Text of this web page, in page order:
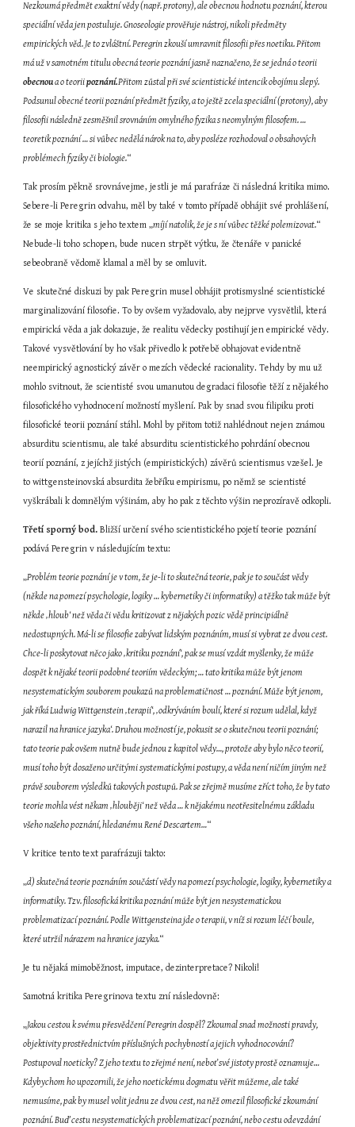
Nezkoumá předmět exaktní vědy (např. protony), ale obecnou hodnotu poznání, kterou
speciální věda jen postuluje. Gnoseologie prověřuje nástroj, nikoli předměty
empirických věd. Je to zvláštní. Peregrin zkouší umravnit filosofii přes noetiku. Přitom
obecnou a o teorii poznání.Přitom zůstal při své scientistické intencik obojímu slepý.
Podsunul obecné teorii poznání předmět fyziky, a to ještě zcela speciální (protony), aby
filosofii následně zesměšnil srovnáním omylného fyzika s neomylným filosofem. …
teoretik poznání … si vůbec nedělá nárok na to, aby posléze rozhodoval o obsahových
problémech fyziky či biologie.“
Tak prosím pěkně srovnávejme, jestli je má parafráze či následná kritika mimo.
Sebere-li Peregrin odvahu, měl by také v tomto případě obhájit své prohlášení,
že se moje kritika s jeho textem „míjí natolik, že je s ní vůbec těžké polemizovat.“
Nebude-li toho schopen, bude nucen strpět výtku, že čtenáře v panické
sebeobraně vědomě klamal a měl by se omluvit.
Ve skutečné diskuzi by pak Peregrin musel obhájit protismyslné scientistické
marginalizování filosofie. To by ovšem vyžadovalo, aby nejprve vysvětlil, která
empirická věda a jak dokazuje, že realitu vědecky postihují jen empirické vědy.
Takové vysvětlování by ho však přivedlo k potřebě obhajovat evidentně
neempirický agnostický závěr o mezích vědecké racionality. Tehdy by mu už
mohlo svitnout, že scientisté svou umanutou degradaci filosofie těží z nějakého
filosofického vyhodnocení možností myšlení. Pak by snad svou filipiku proti
filosofické teorii poznání stáhl. Mohl by přitom totiž nahlédnout nejen známou
absurditu scientismu, ale také absurditu scientistického pohrdání obecnou
teorií poznání, z jejíchž jistých (empiristických) závěrů scientismus vzešel. Je
to wittgensteinovská absurdita žebříku empirismu, po němž se scientisté
vyškrábali k domnělým výšinám, aby ho pak z těchto výšin neprozíravě odkopli.
Třetí sporný bod. Bližší určení svého scientistického pojetí teorie poznání
podává Peregrin v následujícím textu:
„Problém teorie poznání je v tom, že je-li to skutečná teorie, pak je to součást vědy
(někde na pomezí psychologie, logiky … kybernetiky či informatiky) a těžko tak může být
někde ‚hloub‘ než věda či vědu kritizovat z nějakých pozic vědě principiálně
nedostupných. Má-li se filosofie zabývat lidským poznáním, musí si vybrat ze dvou cest.
Chce-li poskytovat něco jako ‚kritiku poznání‘, pak se musí vzdát myšlenky, že může
dospět k nějaké teorii podobné teoriím vědeckým; … tato kritika může být jenom
nesystematickým souborem poukazů na problematičnost … poznání. Může být jenom,
jak říká Ludwig Wittgenstein ‚terapií‘, ‚odkrýváním boulí, které si rozum udělal, když
narazil na hranice jazyka‘. Druhou možností je, pokusit se o skutečnou teorii poznání;
tato teorie pak ovšem nutně bude jednou z kapitol vědy…, protože aby bylo něco teorií,
musí toho být dosaženo určitými systematickými postupy, a věda není ničím jiným než
právě souborem výsledků takových postupů. Pak se zřejmě musíme zříct toho, že by tato
teorie mohla vést někam ‚hlouběji‘ než věda … k nějakému neotřesitelnému základu
všeho našeho poznání, hledanému René Descartem…“
V kritice tento text parafrázuji takto:
„d) skutečná teorie poznáním součástí vědy na pomezí psychologie, logiky, kybernetiky a
informatiky. Tzv. filosofická kritika poznání může být jen nesystematickou
problematizací poznání. Podle Wittgensteina jde o terapii, v níž si rozum léčí boule,
které utržil nárazem na hranice jazyka.“
Je tu nějaká mimoběžnost, imputace, dezinterpretace? Nikoli!
Samotná kritika Peregrinova textu zní následovně:
„Jakou cestou k svému přesvědčení Peregrin dospěl? Zkoumal snad možnosti pravdy,
objektivity prostřednictvím příslušných pochybností a jejich vyhodnocování?
Postupoval noeticky? Z jeho textu to zřejmé není, neboť své jistoty prostě oznamuje…
Kdybychom ho upozornili, že jeho noetickému dogmatu věřit můžeme, ale také
nemusíme, pak by musel volit jednu ze dvou cest, na něž omezil filosofické zkoumání
poznání. Buď cestu nesystematických problematizací poznání, nebo cestu odevzdání